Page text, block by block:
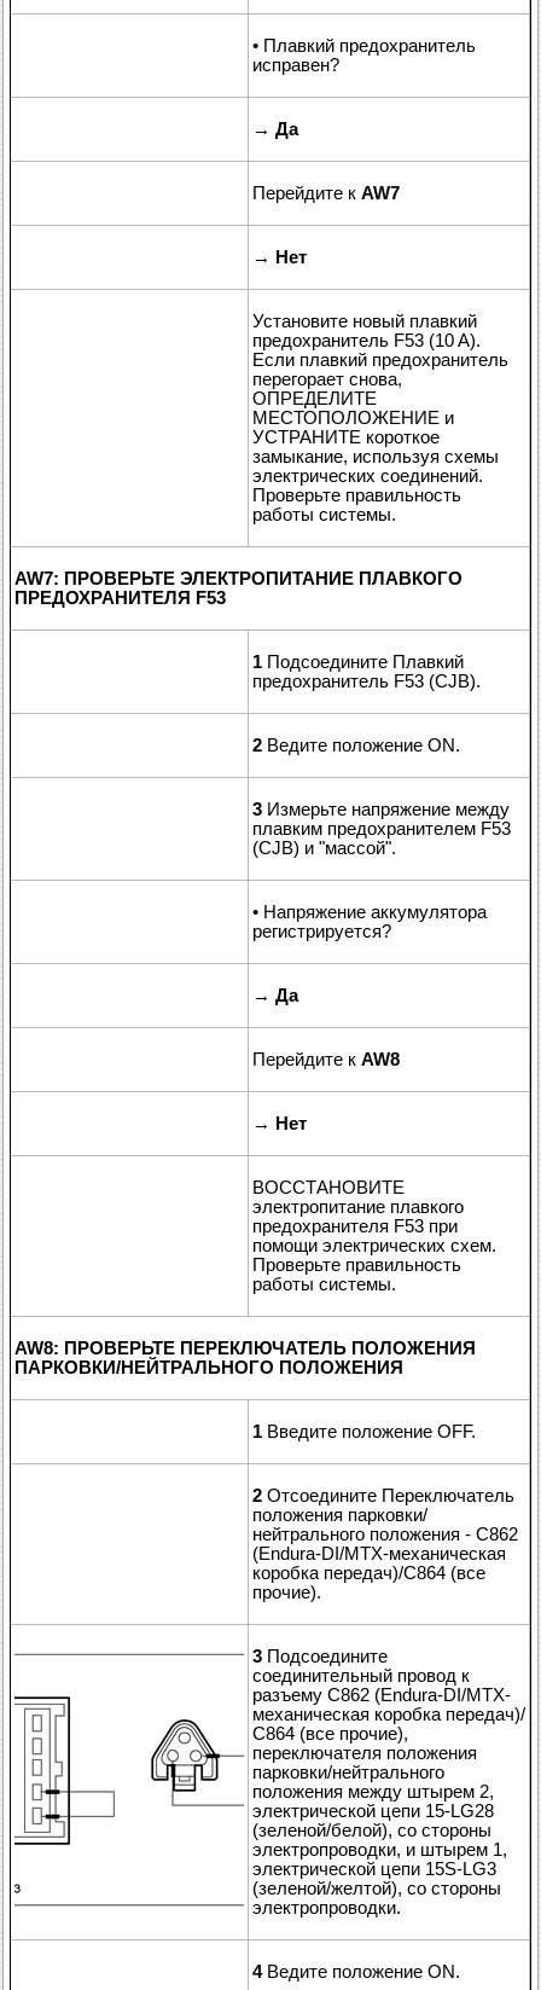
• Плавкий предохранитель
исправен?
→ Да
Перейдите к AW7
→ Нет
Установите новый плавкий
предохранитель F53 (10 A).
Если плавкий предохранитель
перегорает снова,
ОПРЕДЕЛИТЕ
МЕСТОПОЛОЖЕНИЕ и
УСТРАНИТЕ короткое
замыкание, используя схемы
электрических соединений.
Проверьте правильность
работы системы.
AW7: ПРОВЕРЬТЕ ЭЛЕКТРОПИТАНИЕ ПЛАВКОГО
ПРЕДОХРАНИТЕЛЯ F53
1 Подсоедините Плавкий
предохранитель F53 (CJB).
2 Ведите положение ON.
3 Измерьте напряжение между
плавким предохранителем F53
(CJB) и "массой".
• Напряжение аккумулятора
регистрируется?
→ Да
Перейдите к AW8
→ Нет
ВОССТАНОВИТЕ
электропитание плавкого
предохранителя F53 при
помощи электрических схем.
Проверьте правильность
работы системы.
AW8: ПРОВЕРЬТЕ ПЕРЕКЛЮЧАТЕЛЬ ПОЛОЖЕНИЯ
ПАРКОВКИ/НЕЙТРАЛЬНОГО ПОЛОЖЕНИЯ
1 Введите положение OFF.
2 Отсоедините Переключатель
положения парковки/
нейтрального положения - C862
(Endura-DI/MTX-механическая
коробка передач)/C864 (все
прочие).
3 Подсоедините
соединительный провод к
разъему C862 (Endura-DI/MTX-
механическая коробка передач)/
C864 (все прочие),
переключателя положения
парковки/нейтрального
положения между штырем 2,
электрической цепи 15-LG28
(зеленой/белой), со стороны
электропроводки, и штырем 1,
электрической цепи 15S-LG3
(зеленой/желтой), со стороны
электропроводки.
4 Ведите положение ON.